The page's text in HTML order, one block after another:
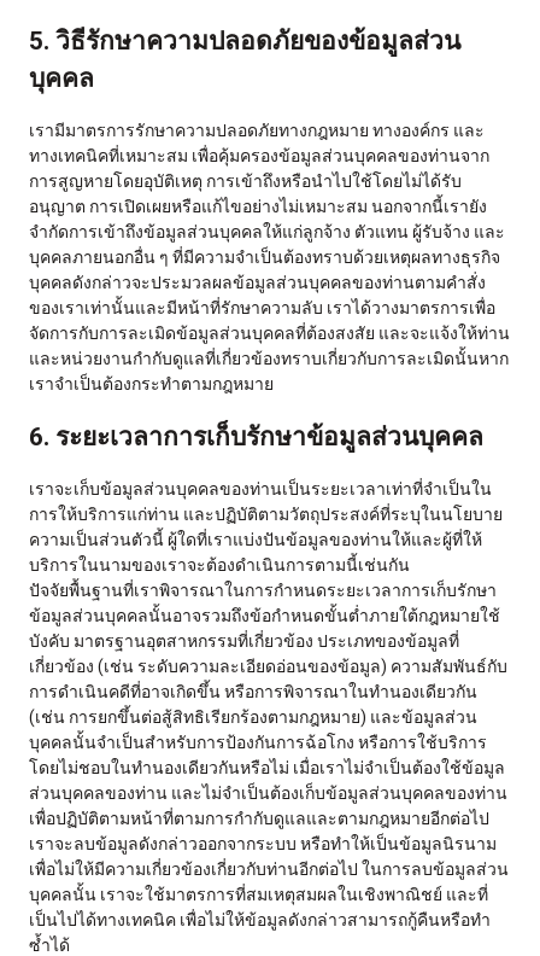
5. วิธีรักษาความปลอดภัยของข้อมูลส่วน
บุคคล
เรามีมาตรการรักษาความปลอดภัยทางกฎหมาย ทางองค์กร และ
ทางเทคนิคที่เหมาะสม เพื่อคุ้มครองข้อมูลส่วนบุคคลของท่านจาก
การสูญหายโดยอุบัติเหตุ การเข้าถึงหรือนำไปใช้โดยไม่ได้รับ
อนุญาต การเปิดเผยหรือแก้ไขอย่างไม่เหมาะสม นอกจากนี้เรายัง
จำกัดการเข้าถึงข้อมูลส่วนบุคคลให้แก่ลูกจ้าง ตัวแทน ผู้รับจ้าง และ
บุคคลภายนอกอื่น ๆ ที่มีความจำเป็นต้องทราบด้วยเหตุผลทางธุรกิจ
บุคคลดังกล่าวจะประมวลผลข้อมูลส่วนบุคคลของท่านตามคำสั่ง
ของเราเท่านั้นและมีหน้าที่รักษาความลับ เราได้วางมาตรการเพื่อ
จัดการกับการละเมิดข้อมูลส่วนบุคคลที่ต้องสงสัย และจะแจ้งให้ท่าน
และหน่วยงานกำกับดูแลที่เกี่ยวข้องทราบเกี่ยวกับการละเมิดนั้นหาก
เราจำเป็นต้องกระทำตามกฎหมาย
6. ระยะเวลาการเก็บรักษาข้อมูลส่วนบุคคล
เราจะเก็บข้อมูลส่วนบุคคลของท่านเป็นระยะเวลาเท่าที่จำเป็นใน
การให้บริการแก่ท่าน และปฏิบัติตามวัตถุประสงค์ที่ระบุในนโยบาย
ความเป็นส่วนตัวนี้ ผู้ใดที่เราแบ่งปันข้อมูลของท่านให้และผู้ที่ให้
บริการในนามของเราจะต้องดำเนินการตามนี้เช่นกัน
ปัจจัยพื้นฐานที่เราพิจารณาในการกำหนดระยะเวลาการเก็บรักษา
ข้อมูลส่วนบุคคลนั้นอาจรวมถึงข้อกำหนดขั้นต่ำภายใต้กฎหมายใช้
บังคับ มาตรฐานอุตสาหกรรมที่เกี่ยวข้อง ประเภทของข้อมูลที่
เกี่ยวข้อง (เช่น ระดับความละเอียดอ่อนของข้อมูล) ความสัมพันธ์กับ
การดำเนินคดีที่อาจเกิดขึ้น หรือการพิจารณาในทำนองเดียวกัน
(เช่น การยกขึ้นต่อสู้สิทธิเรียกร้องตามกฎหมาย) และข้อมูลส่วน
บุคคลนั้นจำเป็นสำหรับการป้องกันการฉ้อโกง หรือการใช้บริการ
โดยไม่ชอบในทำนองเดียวกันหรือไม่ เมื่อเราไม่จำเป็นต้องใช้ข้อมูล
ส่วนบุคคลของท่าน และไม่จำเป็นต้องเก็บข้อมูลส่วนบุคคลของท่าน
เพื่อปฏิบัติตามหน้าที่ตามการกำกับดูแลและตามกฎหมายอีกต่อไป
เราจะลบข้อมูลดังกล่าวออกจากระบบ หรือทำให้เป็นข้อมูลนิรนาม
เพื่อไม่ให้มีความเกี่ยวข้องเกี่ยวกับท่านอีกต่อไป ในการลบข้อมูลส่วน
บุคคลนั้น เราจะใช้มาตรการที่สมเหตุสมผลในเชิงพาณิชย์ และที่
เป็นไปได้ทางเทคนิค เพื่อไม่ให้ข้อมูลดังกล่าวสามารถกู้คืนหรือทำ
ซ้ำได้